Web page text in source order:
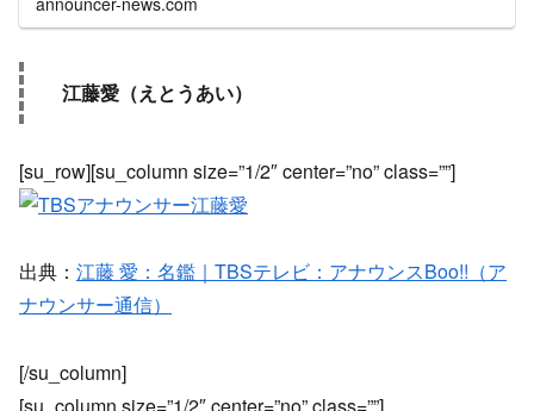
江藤愛（えとうあい）
[su_row][su_column size=”1/2″ center=”no” class=””]
出典： 江藤 愛：名鑑｜TBSテレビ：アナウンスBoo!!（ア
ナウンサー通信）
[/su_column]